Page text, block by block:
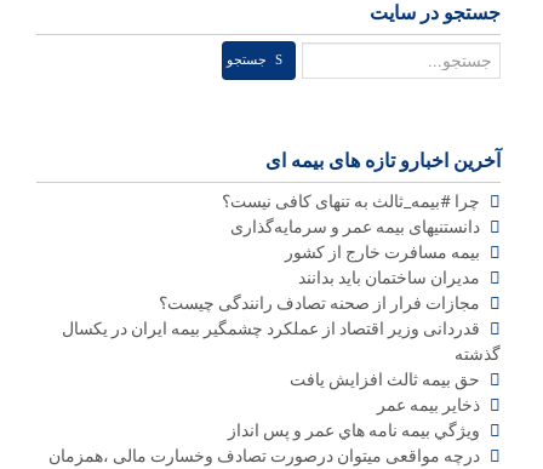
جستجو در سایت
جستجوجستجو
آخرین اخبارو تازه های بیمه ای
چرا #بیمه_ثالث به تنهای کافی نیست؟
دانستنیهای بیمه عمر و سرمایه‌گذاری
بیمه مسافرت خارج از کشور
مدیران ساختمان باید بدانند
مجازات فرار از صحنه تصادف رانندگی چیست؟
قدردانی وزیر اقتصاد از عملکرد چشمگیر بیمه ایران در یکسال
گذشته
حق بیمه ثالث افزایش یافت
ذخاير بيمه عمر
ويژگي بيمه نامه هاي عمر و پس انداز
درچه مواقعی میتوان درصورت تصادف وخسارت مالی ،همزمان